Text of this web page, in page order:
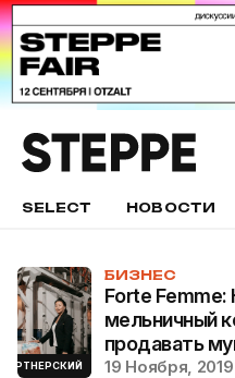
SELECT НОВОСТИ
ПАРТНЕРСКИЙ
БИЗНЕС
Forte Femme:
мельничный
продавать
19 Ноября, 2019